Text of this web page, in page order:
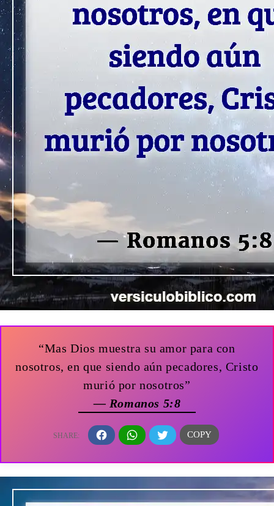
“Mas Dios muestra su amor para con
nosotros, en que siendo aún pecadores, Cristo
murió por nosotros”
— Romanos 5:8